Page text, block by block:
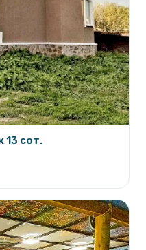
13 сот.